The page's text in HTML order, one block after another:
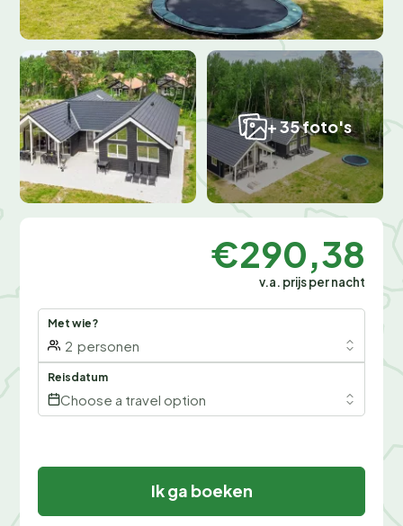
+ 35 foto's
€290,38
v.a. prijs per nacht
Met wie?
2 personen
Reisdatum
Choose a travel option
Ik ga boeken